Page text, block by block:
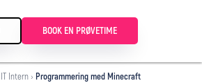
BOOK EN PRØVETIME
IT Intern › Programmering med Minecraft